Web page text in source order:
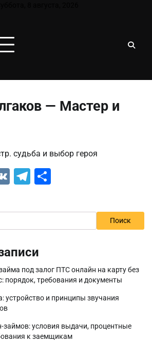
— Мастер и
судьба и выбор героя
VK Telegram
Поиск
под залог ПТС онлайн на карту без
порядок, требования и документы
устройство и принципы звучания
займов: условия выдачи, процентные
к заемщикам